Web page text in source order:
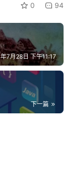
0 94
7月28日 下午11:17
下一篇